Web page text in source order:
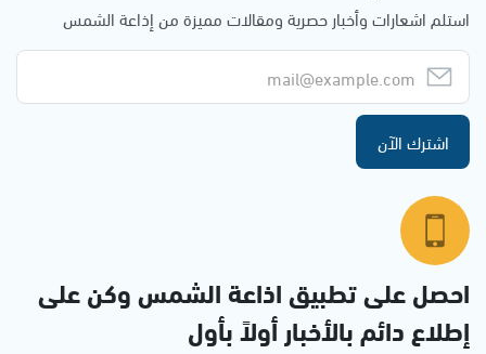
استلم اشعارات وأخبار حصرية ومقالات مميزة من إذاعة الشمس
اشترك الآن
احصل على تطبيق اذاعة الشمس وكن على
إطلاع دائم بالأخبار أولاً بأول